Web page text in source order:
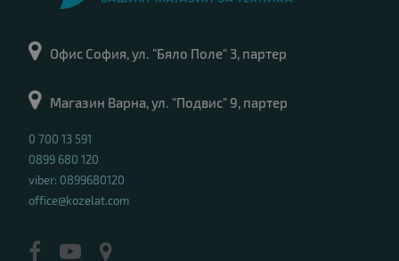
Офис София, ул. "Бяло Поле" 3, партер
Магазин Варна, ул. "Подвис" 9, партер
0 700 13 591
0899 680 120
viber: 0899680120
office@kozelat.com